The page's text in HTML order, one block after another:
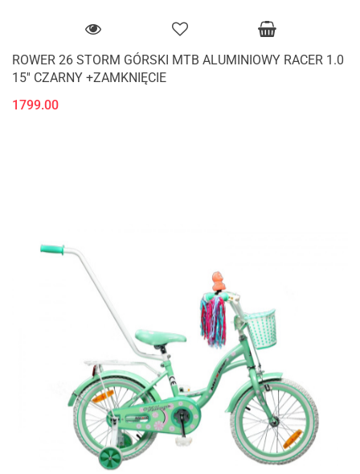
ROWER 26 STORM GÓRSKI MTB ALUMINIOWY RACER 1.0
15'' CZARNY +ZAMKNIĘCIE
1799.00